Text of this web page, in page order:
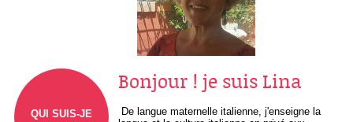
QUI SUIS-JE
Bonjour ! je suis Lina
De langue maternelle italienne, j'enseigne la